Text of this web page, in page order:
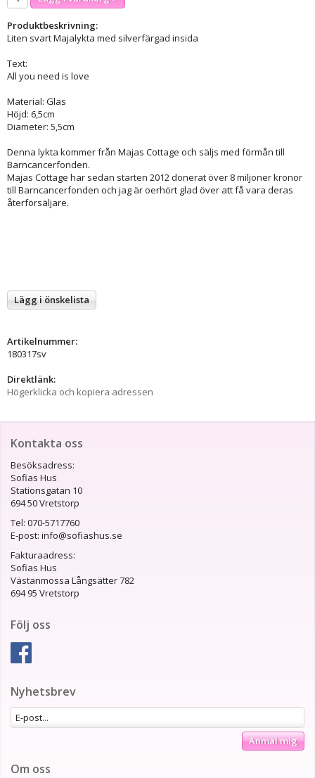
Produktbeskrivning:
Liten svart Majalykta med silverfärgad insida
Text:
All you need is love
Material: Glas
Höjd: 6,5cm
Diameter: 5,5cm
Denna lykta kommer från Majas Cottage och säljs med förmån till
Barncancerfonden.
Majas Cottage har sedan starten 2012 donerat över 8 miljoner kronor
till Barncancerfonden och jag är oerhört glad över att få vara deras
återförsäljare.
Lägg i önskelista
Artikelnummer:
180317sv
Direktlänk:
Högerklicka och kopiera adressen
Kontakta oss
Besöksadress:
Sofias Hus
Stationsgatan 10
694 50 Vretstorp
Tel: 070-5717760
E-post: info@sofiashus.se
Fakturaadress:
Sofias Hus
Västanmossa Långsätter 782
694 95 Vretstorp
Följ oss
Nyhetsbrev
Anmäl mig
Om oss